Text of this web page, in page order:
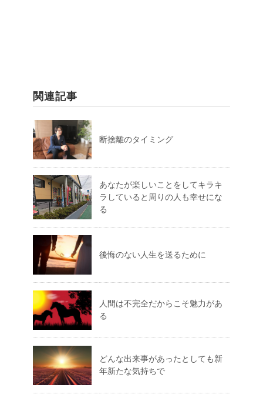
関連記事
断捨離のタイミング
あなたが楽しいことをしてキラキ
ラしていると周りの人も幸せにな
る
後悔のない人生を送るために
人間は不完全だからこそ魅力があ
る
どんな出来事があったとしても新
年新たな気持ちで